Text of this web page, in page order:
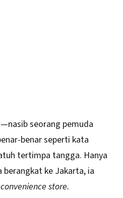
—nasib seorang pemuda
benar seperti kata
tertimpa tangga. Hanya
ke Jakarta, ia
convenience store.